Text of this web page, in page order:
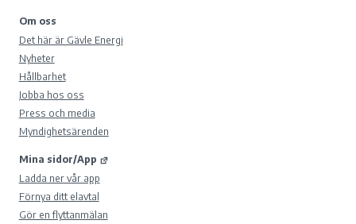
Om oss
Det här är Gävle Energi
Nyheter
Hållbarhet
Jobba hos oss
Press och media
Myndighetsärenden
Mina sidor/App
Ladda ner vår app
Förnya ditt elavtal
Gör en flyttanmälan